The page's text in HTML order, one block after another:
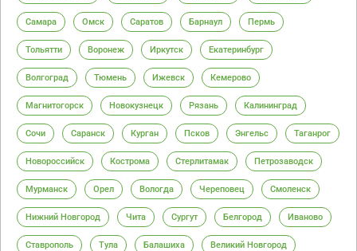
Самара Омск Саратов Барнаул Пермь
Тольятти Воронеж Иркутск Екатеринбург
Волгоград Тюмень Ижевск Кемерово
Магнитогорск Новокузнецк Рязань Калининград
Сочи Саранск Курган Псков Энгельс Таганрог
Новороссийск Кострома Стерлитамак Петрозаводск
Мурманск Орел Вологда Череповец Смоленск
Нижний Новгород Чита Сургут Белгород Иваново
Ставрополь Тула Балашиха Великий Новгород